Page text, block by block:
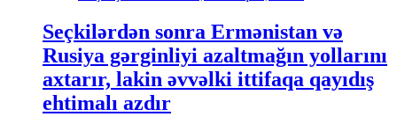
Seçkilərdən sonra Ermənistan və
Rusiya gərginliyi azaltmağın yollarını
axtarır, lakin əvvəlki ittifaqa qayıdış
ehtimalı azdır